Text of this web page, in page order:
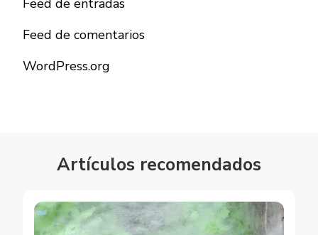
Feed de entradas
Feed de comentarios
WordPress.org
Artículos recomendados